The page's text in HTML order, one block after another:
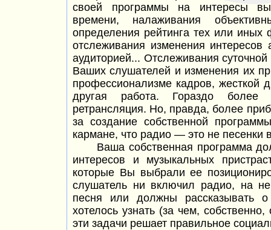
своей программы на интересы
времени, налаживания
определения рейтинга тех или иных
отслеживания изменения интересов
аудиторией... Отслеживания
Ваших слушателей и изменения их
профессионализме кадров,
другая работа. Гораздо
ретрансляция. Но, правда, более
за создание собственной
кармане, что радио — это не песенки
Ваша собственная программа
интересов и музыкальных
которые Вы выбрали ее
слушатель ни включил радио, на
песня или должны рассказывать
хотелось узнать (за чем,
эти задачи решает правильное